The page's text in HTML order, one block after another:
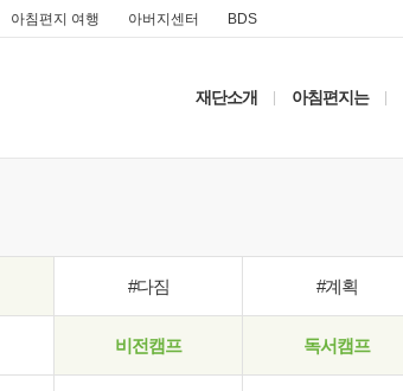
아침편지 여행 아버지센터 BDS
재단소개 아침편지는
#다짐 #계획
비전캠프 독서캠프